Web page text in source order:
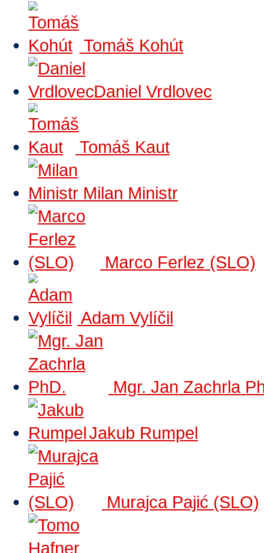
Tomáš Kohút
Daniel Vrdlovec
Tomáš Kaut
Milan Ministr
Marco Ferlez (SLO)
Adam Vylíčil
Mgr. Jan Zachrla
Jakub Rumpel
Murajca Pajić (SLO)